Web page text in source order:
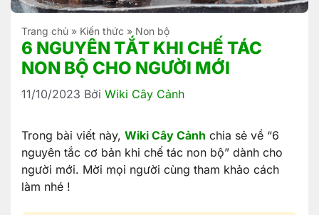
Trang chủ » Kiến thức » Non bộ
6 NGUYÊN TẮT KHI CHẾ TÁC
NON BỘ CHO NGƯỜI MỚI
11/10/2023 Bởi Wiki Cây Cảnh
Trong bài viết này, Wiki Cây Cảnh chia sẻ về “6
nguyên tắc cơ bản khi chế tác non bộ” dành cho
người mới. Mời mọi người cùng tham khảo cách
làm nhé !